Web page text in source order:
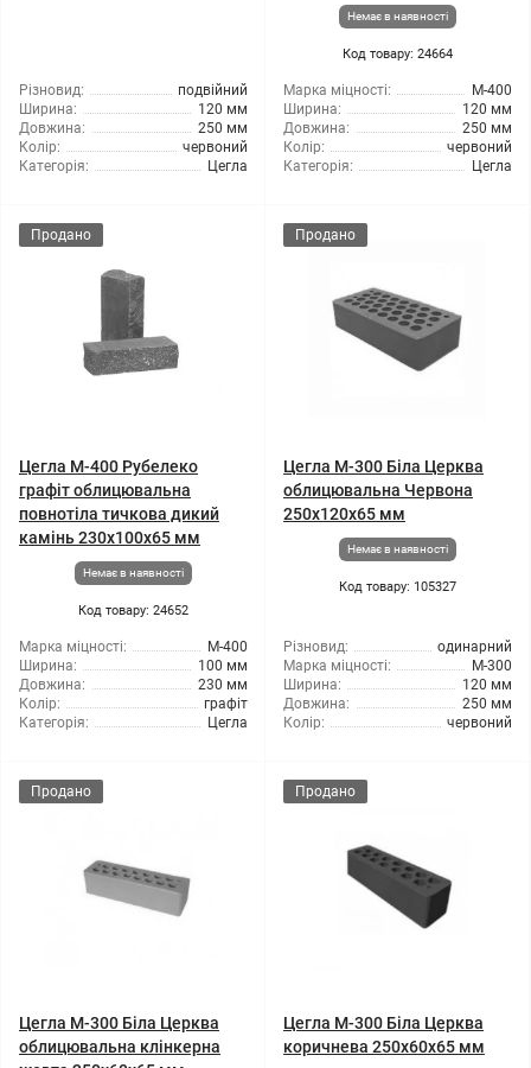
Різновид:
подвійний
Ширина:
120 мм
Довжина:
250 мм
Колір:
червоний
Категорія:
Цегла
Немає в наявності
Код товару: 24664
Марка міцності:
М-400
Ширина:
120 мм
Довжина:
250 мм
Колір:
червоний
Категорія:
Цегла
Продано
Цегла М-400 Рубелеко
графіт облицювальна
повнотіла тичкова дикий
камінь 230x100x65 мм
Немає в наявності
Код товару: 24652
Марка міцності:
М-400
Ширина:
100 мм
Довжина:
230 мм
Колір:
графіт
Категорія:
Цегла
Продано
Цегла М-300 Біла Церква
облицювальна Червона
250х120х65 мм
Немає в наявності
Код товару: 105327
Різновид:
одинарний
Марка міцності:
М-300
Ширина:
120 мм
Довжина:
250 мм
Колір:
червоний
Продано
Цегла М-300 Біла Церква
облицювальна клінкерна
Продано
Цегла М-300 Біла Церква
коричнева 250x60x65 мм